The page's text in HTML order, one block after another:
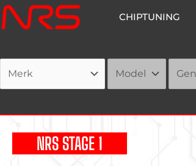
Ga
naar
CHIPTUNING
NRS STAGE 1